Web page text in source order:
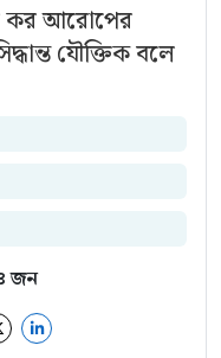
কর আরোপের
যৌক্তিক বলে
জন